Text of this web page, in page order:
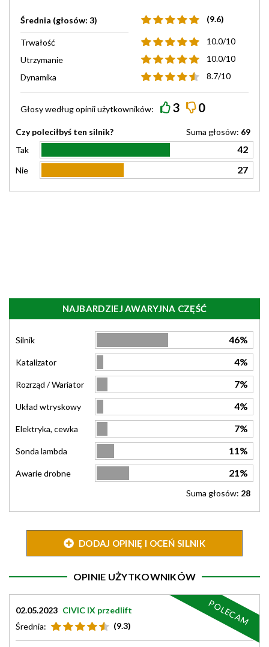
Średnia (głosów: 3) (9.6)
Trwałość
10.0/10
Utrzymanie
10.0/10
Dynamika
8.7/10
Głosy wedługopiniiużytkowników: 3 0
Czy poleciłbyś ten silnik? Suma głosów: 69
Tak
42
Nie 27
NAJBARDZIEJ AWARYJNA CZĘŚĆ
Silnik 46%
Katalizator 4%
Rozrząd / Wariator 7%
Układ wtryskowy 4%
Elektryka, cewka 7%
Sonda lambda 11%
Awarie drobne 21%
Suma głosów: 28
DODAJ OPINIĘ I OCEŃ SILNIK
OPINIE UŻYTKOWNIKÓW
02.05.2023 CIVIC IX przedlift
Średnia:
(9.3) POLECAM